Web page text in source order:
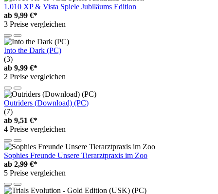
1.010 XP & Vista Spiele Jubiläums Edition
ab 9,99 €*
3 Preise vergleichen
Into the Dark (PC)
(3)
ab 9,99 €*
2 Preise vergleichen
Outriders (Download) (PC)
(7)
ab 9,51 €*
4 Preise vergleichen
Sophies Freunde Unsere Tierarztpraxis im Zoo
ab 2,99 €*
5 Preise vergleichen